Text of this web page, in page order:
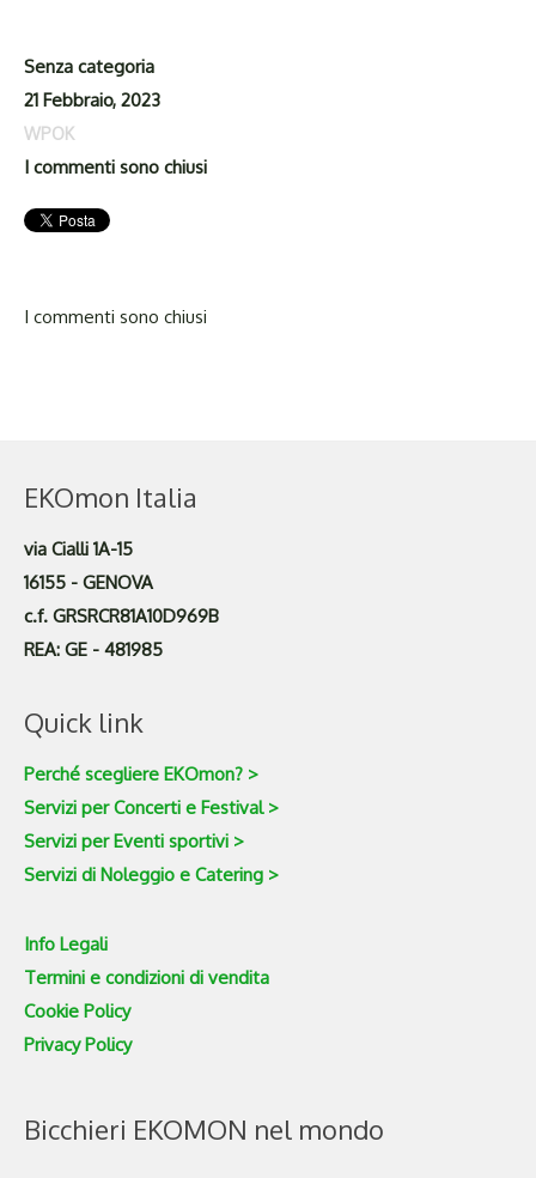
Senza categoria
21 Febbraio, 2023
WPOK
I commenti sono chiusi
I commenti sono chiusi
EKOmon Italia
via Cialli 1A-15
16155 - GENOVA
c.f. GRSRCR81A10D969B
REA: GE - 481985
Quick link
Perché scegliere EKOmon? >
Servizi per Concerti e Festival >
Servizi per Eventi sportivi >
Servizi di Noleggio e Catering >
Info Legali
Termini e condizioni di vendita
Cookie Policy
Privacy Policy
Bicchieri EKOMON nel mondo